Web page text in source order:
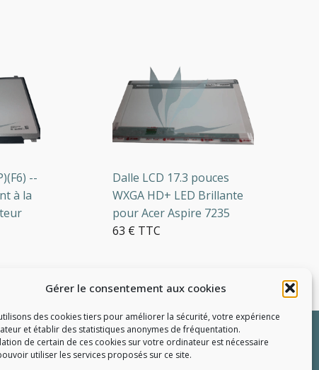
Gérer le consentement aux cookies
des cookies tiers pour améliorer la sécurité, votre expérience
et établir des statistiques anonymes de fréquentation.
de certain de ces cookies sur votre ordinateur est nécessaire
utiliser les services proposés sur ce site.
--
la
Dalle LCD 17.3 pouces
WXGA HD+ LED Brillante
pour Acer Aspire 7235
63 € TTC
pièce